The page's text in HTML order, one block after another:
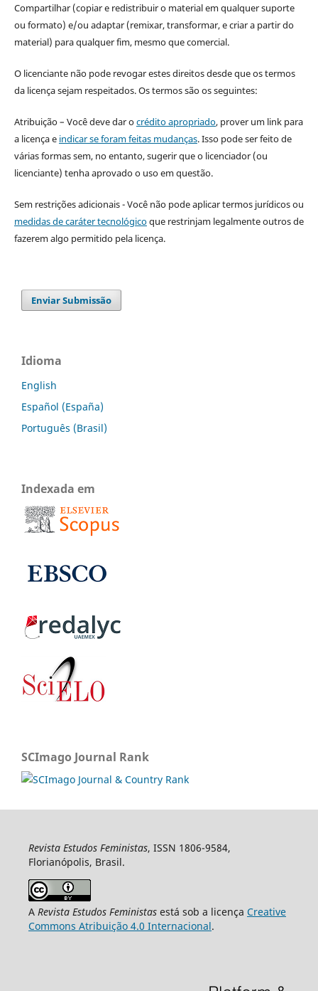
Compartilhar (copiar e redistribuir o material em qualquer suporte
ou formato) e/ou adaptar (remixar, transformar, e criar a partir do
material) para qualquer fim, mesmo que comercial.
O licenciante não pode revogar estes direitos desde que os termos
da licença sejam respeitados. Os termos são os seguintes:
Atribuição – Você deve dar ocrédito apropriado, prover um link para
a licença e indicar se foram feitas mudanças. Isso pode ser feito de
várias formas sem, no entanto, sugerir que o licenciador (ou
licenciante) tenha aprovado o uso em questão.
Sem restrições adicionais - Você não pode aplicar termos jurídicos ou
medidas de caráter tecnológicoque restrinjam legalmente outros de
fazerem algo permitido pela licença.
Enviar Submissão
Idioma
English
Español (España)
Português (Brasil)
Indexada em
SCImago Journal Rank
Revista Estudos Feministas, ISSN 1806-9584,
Florianópolis, Brasil.
A Revista Estudos Feministasestá sob a licença Creative
Commons Atribuição 4.0 Internacional.